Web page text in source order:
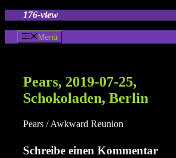
springen
176-view
Menü
Pears, 2019-07-25,
Schokoladen, Berlin
Pears / Awkward Reunion
Schreibe einen Kommentar